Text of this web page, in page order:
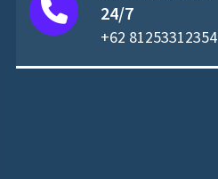
24/7
+62 81253312354